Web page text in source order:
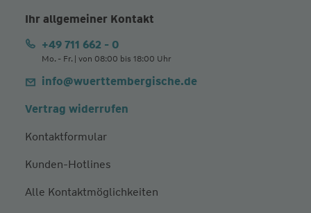
Ihr allgemeiner Kontakt
+49 711 662 - 0
Mo. - Fr. | von 08:00 bis 18:00 Uhr
info@wuerttembergische.de
Vertrag widerrufen
Kontaktformular
Kunden-Hotlines
Alle Kontaktmöglichkeiten